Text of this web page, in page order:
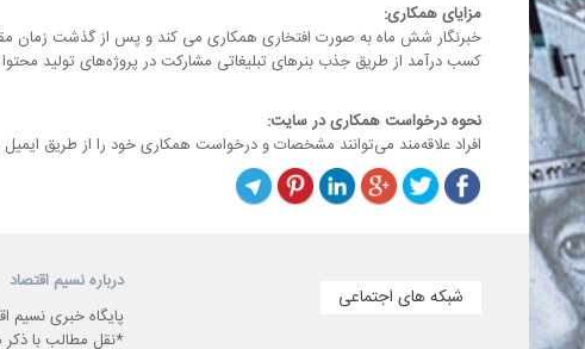
مزایای همکاری:
خبرنگار شش ماه به صورت افتخاری همکاری می کند و پس از گذشت زمان مقرر
کسب درآمد از طریق جذب بنرهای تبلیغاتی مشارکت در پروژه‌های تولید
نحوه درخواست همکاری در سایت:
افراد علاقه‌مند می‌توانند مشخصات و درخواست همکاری خود را از طریق ایمیل
درباره نسیم اقتصاد
پایگاه خبری نسیم
*نقل مطالب با ذکر
شبکه های اجتماعی